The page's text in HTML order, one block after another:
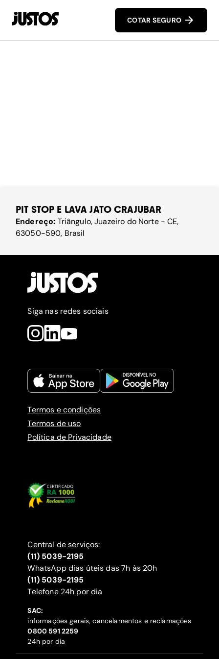
COTAR SEGURO
PIT STOP E LAVA JATO CRAJUBAR
Endereço: Triângulo, Juazeiro do Norte - CE,
63050-590, Brasil
Siga nas redes sociais
Termos e condições
Termos de uso
Política de Privacidade
Central de serviços:
(11) 5039-2195
WhatsApp dias úteis das 7h às 20h
(11) 5039-2195
‍Telefone 24h por dia
SAC:
informações gerais, cancelamentos e reclamações
‍0800 591 2259
24h por dia